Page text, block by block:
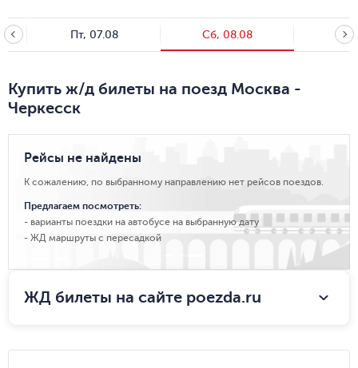
Пт, 07.08 Сб, 08.08 Вс,
Купить ж/д билеты на поезд Москва -
Черкесск
Рейсы не найдены
К сожалению, по выбранному направлению нет рейсов поездов.
Предлагаем посмотреть:
варианты поездки на автобусе на выбранную дату
ЖД маршруты с пересадкой
ЖД билеты на сайте poezda.ru